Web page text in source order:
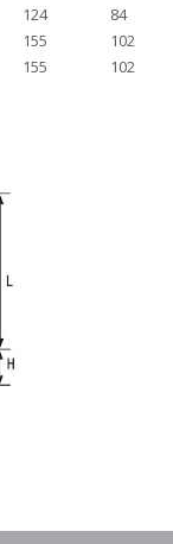
124
84
155
102
155 102